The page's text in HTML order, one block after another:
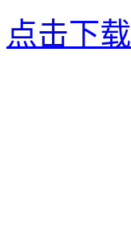
点击下载